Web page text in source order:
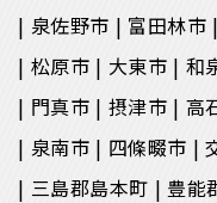
泉佐野市
富田林市
松原市
大東市 和
門真市
摂津市 高
泉南市
四條畷市
三島郡島本町
豊能